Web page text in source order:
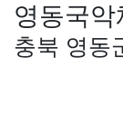
영동국악
충북 영동